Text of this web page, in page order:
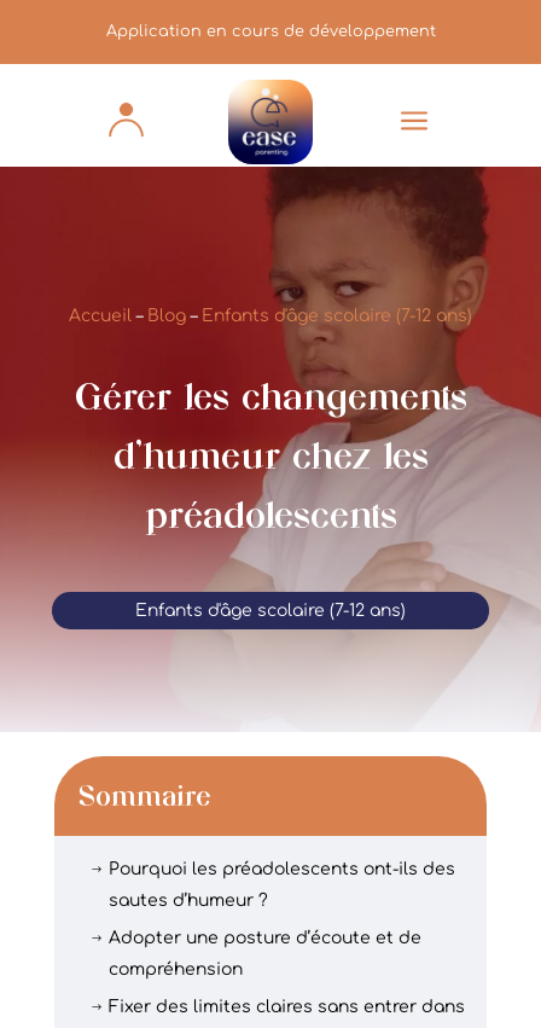
Application en cours de développement
a
Accueil – Blog – Enfants d'âge scolaire (7-12 ans)
Gérer les changements
d’humeur chez les
préadolescents
Enfants d'âge scolaire (7-12 ans)
Sommaire
$
Pourquoi les préadolescents ont-ils des
sautes d’humeur ?
$ Adopter une posture d’écoute et de
compréhension
$
Fixer des limites claires sans entrer dans